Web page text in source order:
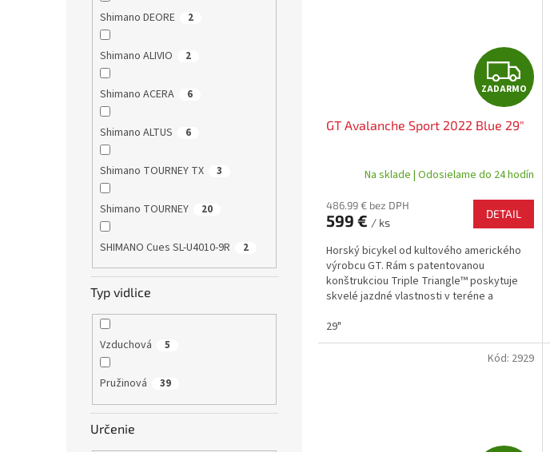
Shimano DEORE 2
Shimano ALIVIO 2
Shimano ACERA 6
Shimano ALTUS 6
Shimano TOURNEY TX 3
Shimano TOURNEY 20
SHIMANO Cues SL-U4010-9R 2
Typ vidlice
Vzduchová 5
Pružinová 39
Určenie
Z
A
A
R
M
ZADARMO
GT Avalanche Sport 2022 Blue 29"
Na sklade | Odosielame do 24 hodín
486.99 € bez DPH
599 € / ks
DETAIL
Horský bicykel od kultového amerického
výrobcu GT. Rám s patentovanou
konštrukciou Triple Triangle™ poskytuje
skvelé jazdné vlastnosti v teréne a
29"
Kód: 2929